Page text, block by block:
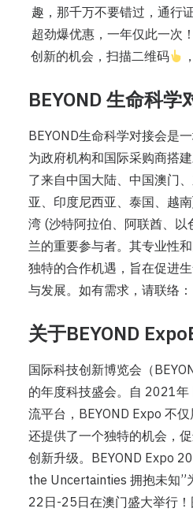
趣，那千万不要错过，通行
超劲爆优惠，一年仅此一次
创新的机会，扫描二维码
BEYOND 生命科学
BEYOND生命科学对接会是
为政府机构和国际采购商搭
了来自中国大陆、中国澳门
亚、印度尼西亚、泰国、越
湾 (沙特阿拉伯、阿联酋、
兰的重要参与者。其专业性
独特的合作机遇，旨在促进
与发展。如有需求，请联络
关于BEYOND
国际科技创新博览会（
的年度科技盛会。自 2021年
流平台，BEYOND Expo 不
还提供了一个独特的机会，
创新升级。BEYOND Expo
the Uncertainties 拥抱未知”
22日-25日在澳门盛大举行！